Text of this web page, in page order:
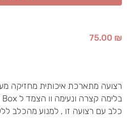
75.00 ₪
רצועה מתארכת איכותית מחזיקה
כלב עם רצועה זו , למנוע מהכלב